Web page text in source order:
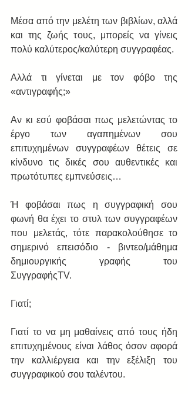
Μέσα από την μελέτη των βιβλίων, αλλά
και της ζωής τους, μπορείς να γίνεις
πολύ καλύτερος/καλύτερη συγγραφέας.
Αλλά τι γίνεται με τον φόβο της
«αντιγραφής;»
Αν κι εσύ φοβάσαι πως μελετώντας το
έργο των αγαπημένων σου
επιτυχημένων συγγραφέων θέτεις σε
κίνδυνο τις δικές σου αυθεντικές και
πρωτότυπες εμπνεύσεις…
Ή φοβάσαι πως η συγγραφική σου
φωνή θα έχει το στυλ των συγγραφέων
που μελετάς, τότε παρακολούθησε το
σημερινό επεισόδιο - βιντεο/μάθημα
δημιουργικής γραφής του
ΣυγγραφήςTV.
Γιατί;
Γιατί το να μη μαθαίνεις από τους ήδη
επιτυχημένους είναι λάθος όσον αφορά
την καλλιέργεια και την εξέλιξη του
συγγραφικού σου ταλέντου.